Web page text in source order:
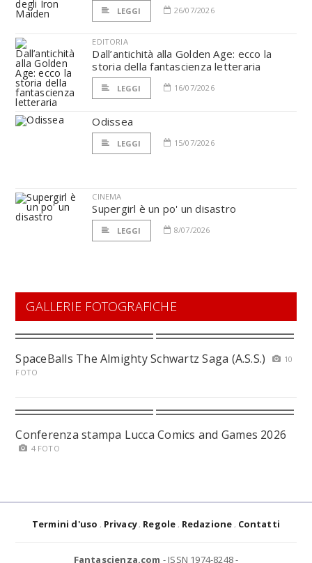
LEGGI 26/07/2026
EDITORIA
Dall’antichità alla Golden Age: ecco la
storia della fantascienza letteraria
LEGGI 16/07/2026
Odissea
LEGGI 15/07/2026
CINEMA
Supergirl è un po' un disastro
LEGGI 8/07/2026
GALLERIE FOTOGRAFICHE
SpaceBalls The Almighty Schwartz Saga (A.S.S.)
10
FOTO
Conferenza stampa Lucca Comics and Games 2026
4 FOTO
Termini d'uso Privacy Regole Redazione Contatti
Fantascienza.com - ISSN 1974-8248 -